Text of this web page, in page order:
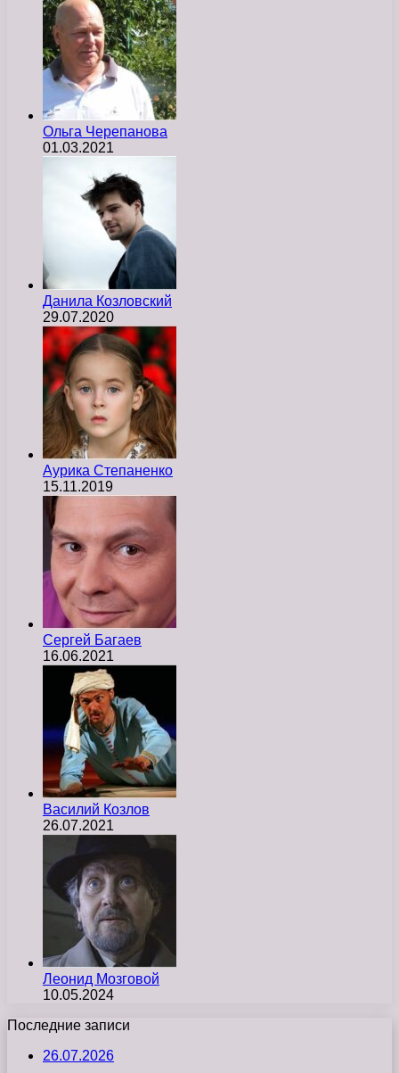
Ольга Черепанова
01.03.2021
Данила Козловский
29.07.2020
Аурика Степаненко
15.11.2019
Сергей Багаев
16.06.2021
Василий Козлов
26.07.2021
Леонид Мозговой
10.05.2024
Последние записи
26.07.2026